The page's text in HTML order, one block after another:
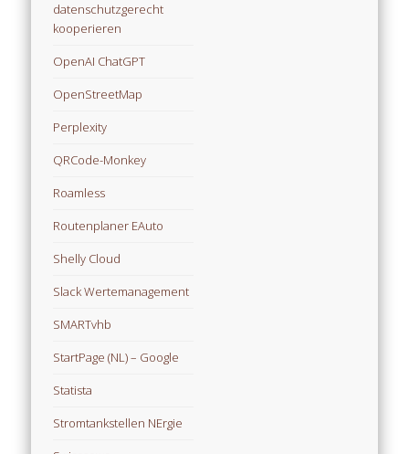
datenschutzgerecht
kooperieren
OpenAI ChatGPT
OpenStreetMap
Perplexity
QRCode-Monkey
Roamless
Routenplaner EAuto
Shelly Cloud
Slack Wertemanagement
SMARTvhb
StartPage (NL) – Google
Statista
Stromtankstellen NErgie